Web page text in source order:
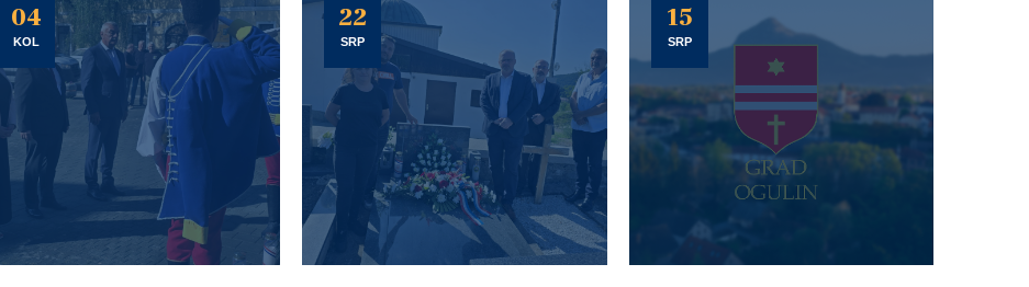
04
KOL
22
SRP
15
SRP